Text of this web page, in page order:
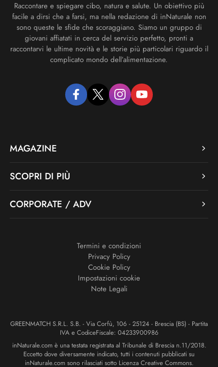
Raccontare e spiegare cibo, natura e salute. Un obiettivo più
facile a dirsi che a farsi, ma nella redazione di inNaturale non
sono queste le sfide che scoraggiano. Siamo un gruppo di
giovani affiatati in cerca del servizio perfetto, pronti a
raccontarvi le ultime novità e le storie più particolari riguardo il
complicato mondo dell’alimentazione.
facebooktwitter instagramyoutube
MAGAZINE
SCOPRI DI PIÙ
CORPORATE / ADV
Termini e condizioni
Privacy Policy
Cookie Policy
Impostazioni cookie
Note Legali
GREENMATCH S.R.L. S.B. - Via Corfù, 106 - 25124 - Brescia (BS) - Partita
IVA e CodiceFiscale: 04233900986
inNaturale.com è una testata registrata al Tribunale di Brescia n.11/2018.
Eccetto dove diversamente indicato, tutti i contenuti pubblicati su
inNaturale.com sono rilasciati sotto Licenza Creative Commons.